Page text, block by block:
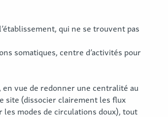
qui ne se trouvent pas
somatiques, centre d’activités pour
vue de redonner une centralité au
site (dissocier clairement les flux
modes de circulations doux), tout